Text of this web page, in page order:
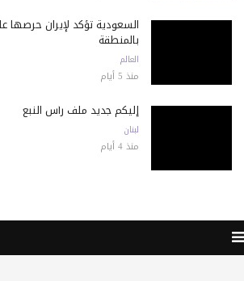
السعودية تؤكد لإيران حرصها
بالمنطقة
العالم
منذ 5 أيام
إليكم جديد ملف رأس النبع
لبنان
منذ 4 أيام